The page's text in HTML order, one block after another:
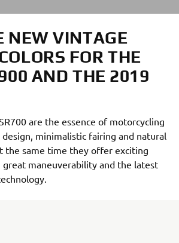
NEW VINTAGE
FOR THE
AND THE 2019
are the essence of motorcycling
minimalistic fairing and natural
the same time they offer exciting
maneuverability and the latest